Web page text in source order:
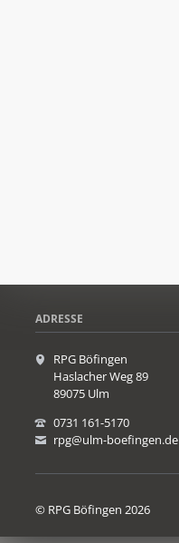
ADRESSE
RPG Böfingen
Haslacher Weg 89
89075 Ulm
0731 161-5170
rpg@ulm-boefingen.de
© RPG Böfingen 2026